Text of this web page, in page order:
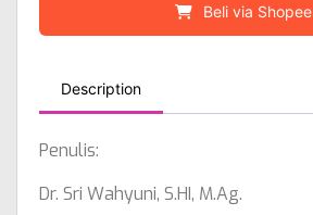
Beli via Shopee
Description
Penulis:
Dr. Sri Wahyuni, S.HI, M.Ag.